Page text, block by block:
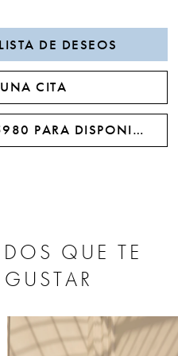
DE DESEOS
CITA
LLAME AL +442 213 5980 PARA DISPONIBILIDAD
QUE TE